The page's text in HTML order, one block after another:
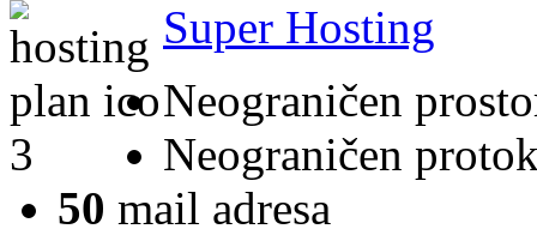
Super Hosting
Neograničen
Neograničen
50 mail adresa